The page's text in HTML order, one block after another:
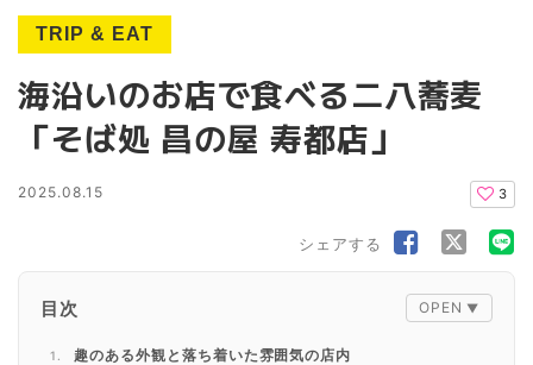
TRIP & EAT
海沿いのお店で食べる二八蕎麦
「そば処 昌の屋 寿都店」
2025.08.15 3
シェアする
目次
趣のある外観と落ち着いた雰囲気の店内